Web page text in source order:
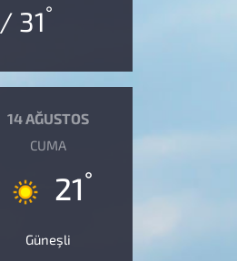
/ 31°
14 AĞUSTOS
CUMA
21°
Güneşli